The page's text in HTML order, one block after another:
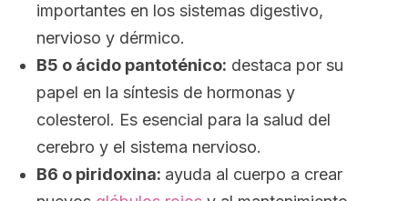
importantes en los sistemas digestivo,
nervioso y dérmico.
B5 o ácido pantoténico: destaca por su
papel en la síntesis de hormonas y
colesterol. Es esencial para la salud del
cerebro y el sistema nervioso.
B6 o piridoxina: ayuda al cuerpo a crear